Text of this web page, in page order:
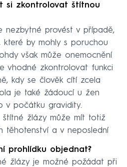
si zkontrolovat štítnou
nezbytné provést v případě,
které by mohly s poruchou
však může onemocnění
vhodné zkontrolovat funkci
kdy se člověk cítí zcela
je také žádoucí u žen
v počátku gravidity.
štítné žlázy může mít totiž
těhotenství a v neposlední
prohlídku objednat?
žlázy je možné požádat při